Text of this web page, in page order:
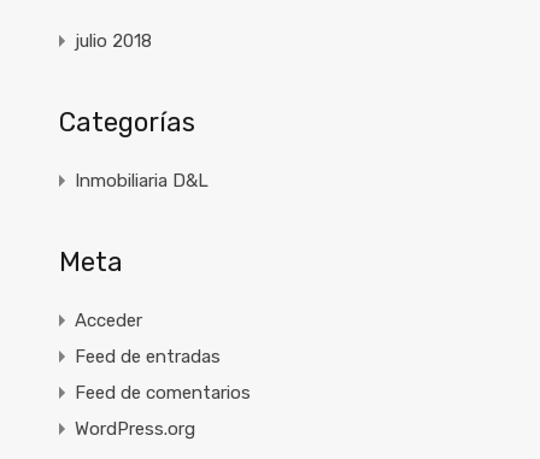
julio 2018
Categorías
Inmobiliaria D&L
Meta
Acceder
Feed de entradas
Feed de comentarios
WordPress.org